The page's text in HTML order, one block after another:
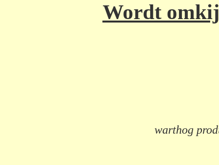
Wordt
warthog